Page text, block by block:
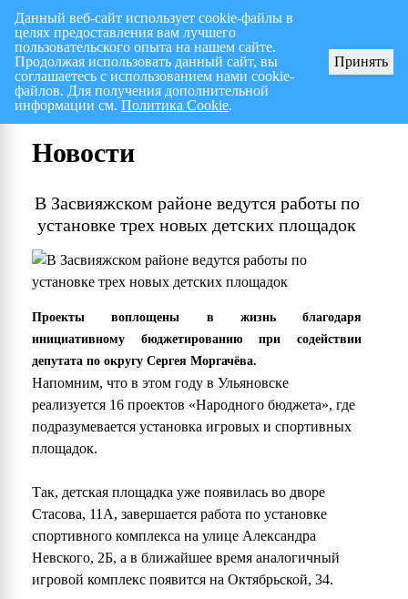
Перспективный план работ на I полугодие 2026 г.
Новости
В Засвияжском районе ведутся работы по
установке трех новых детских площадок
Проекты воплощены в жизнь благодаря
инициативному бюджетированию при содействии
депутата по округу Сергея Моргачёва.
Напомним, что в этом году в Ульяновске
реализуется 16 проектов «Народного бюджета», где
подразумевается установка игровых и спортивных
площадок.
Так, детская площадка уже появилась во дворе
Стасова, 11А, завершается работа по установке
спортивного комплекса на улице Александра
Невского, 2Б, а в ближайшее время аналогичный
игровой комплекс появится на Октябрьской, 34.
Данный веб-сайт использует cookie-файлы в
целях предоставления вам лучшего
пользовательского опыта на нашем сайте.
Продолжая использовать данный сайт, вы
соглашаетесь с использованием нами cookie-
файлов. Для получения дополнительной
информации см.Политика Cookie.
Принять